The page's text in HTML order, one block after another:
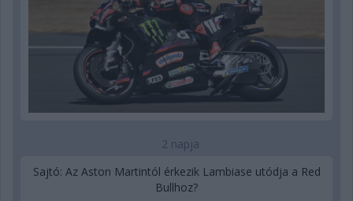
2 napja
Sajtó: Az Aston Martintól érkezik Lambiase utódja a Red
Bullhoz?